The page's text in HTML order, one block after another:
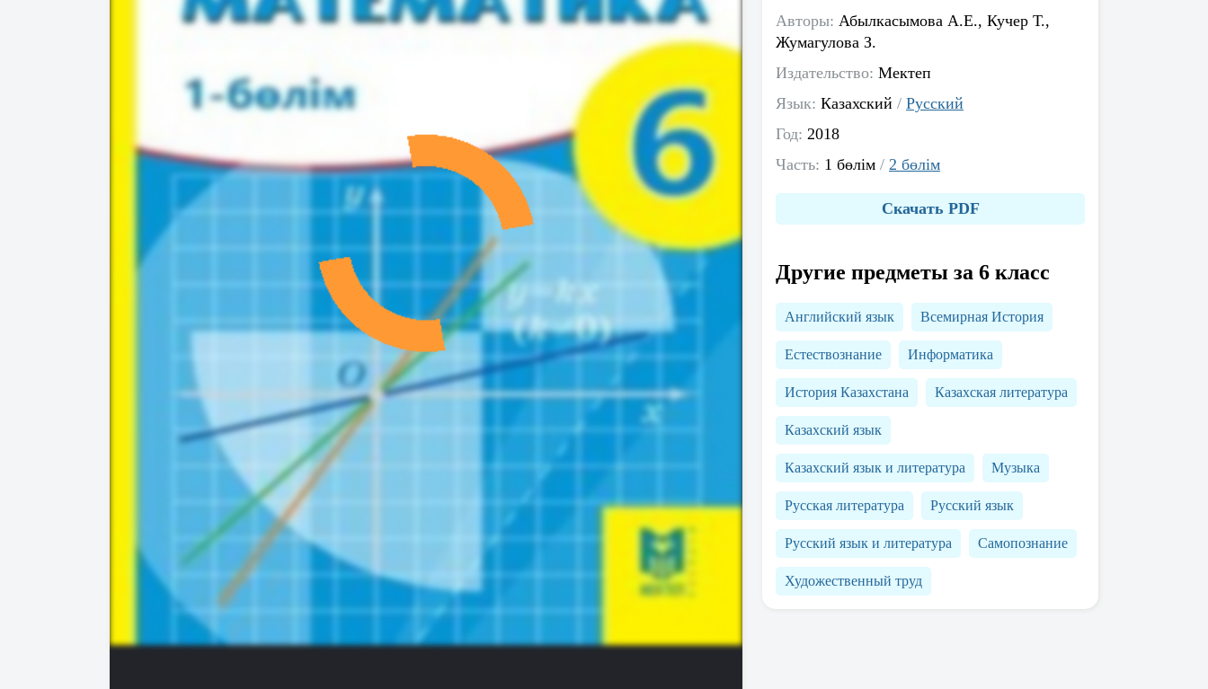
Авторы: Абылкасымова А.Е., Кучер Т.,
Жумагулова З.
Издательство: Мектеп
Язык: Казахский / Русский
Год: 2018
Часть: 1 бөлім / 2 бөлім
Скачать PDF
Другие предметы за 6 класс
Английский язык Всемирная История
Естествознание Информатика
История Казахстана Казахская литература
Казахский язык
Казахский язык и литература Музыка
Русская литература Русский язык
Русский язык и литература Самопознание
Художественный труд